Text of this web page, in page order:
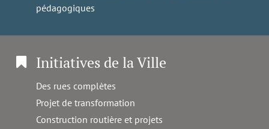
pédagogiques
Initiatives de la Ville
Des rues complètes
Projet de transformation
Construction routière et projets